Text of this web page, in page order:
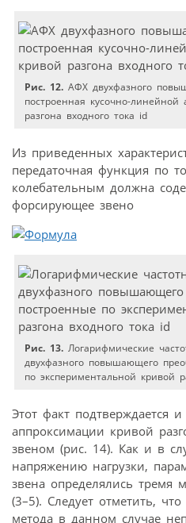
Рис. 12. АФХ двухфазного
построенная кусочно-
разгона входного тока id
Из приведенных
передаточная функция по
колебательным должна
форсирующее звено
Рис. 13. Логарифмические
двухфазного повышающего
по экспериментальной кривой
Этот факт подтверждается и
аппроксимации кривой
звеном (рис. 14). Как и в
напряжению нагрузки,
звена определялись тремя
(3–5). Следует отметить,
метода в данном случае